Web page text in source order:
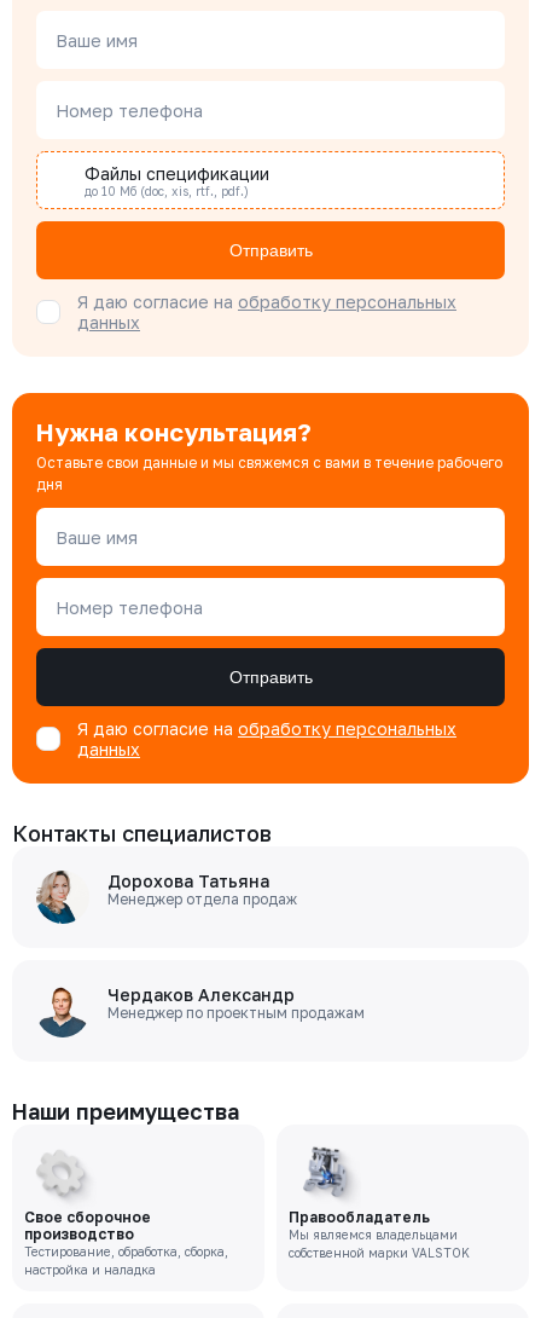
Наталья Гомонова
Бондарюк Евгения
Специалист отдела продаж
Ваше имя
Номер телефона
Файлы спецификации
до 10 Мб (doc, xis, rtf., pdf.)
Отправить
Я даю согласие на обработку персональных
данных
Нужна консультация?
Оставьте свои данные и мы свяжемся с вами в течение рабочего
дня
Ваше имя
Номер телефона
Отправить
Я даю согласие на обработку персональных
данных
Контакты специалистов
Дорохова Татьяна
Менеджер отдела продаж
Чердаков Александр
Менеджер по проектным продажам
Наши преимущества
Свое сборочное
производство
Тестирование, обработка, сборка,
настройка и наладка
Правообладатель
Мы являемся владельцами
собственной марки VALSTOK